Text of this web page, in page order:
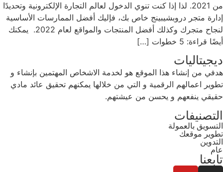
من 2021. لذا إذا كنت تنوي الدخول لعالم التجارة الإلكترونية وتحديدًا
إدارة متجر دروبشيبينج خاص بك، فإليك أفضل الممارسات الأساسية
لنجاح متجرك وكذلك أفضل المنتجات والمواقع لعام 2022. يمكنك
أيضًا قراءة: 5 خطوات […]
ديجيتاليات
هدفي من إنشاء هذا الموقع هو لخدمة الاشخاص المهتمين بإنشاء و
تطوير اعمالهم الرقمية و التي من خلالها يمكنهم تحقيق عائد مادي
حقيقي ينفعهم و يحسن من عيشتهم.
التصنيفات
التسويق بالعمولة
تطوير موقعك
التدوين
عام
تابعنا